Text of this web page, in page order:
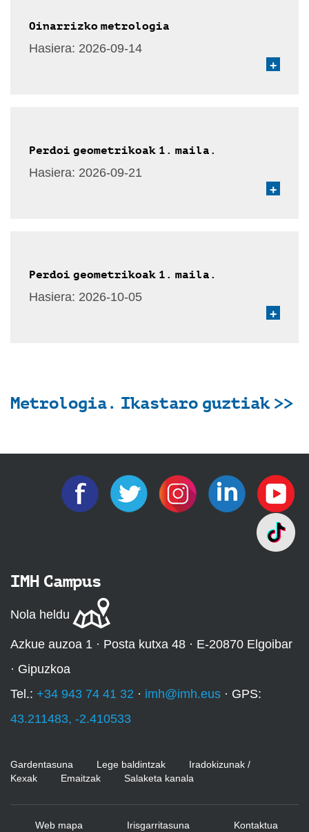
Oinarrizko metrologia
Hasiera: 2026-09-14
+
Perdoi geometrikoak 1. maila.
Hasiera: 2026-09-21
+
Perdoi geometrikoak 1. maila.
Hasiera: 2026-10-05
+
Metrologia. Ikastaro guztiak >>
IMH Campus
Nola heldu
Azkue auzoa 1 · Posta kutxa 48 · E-20870 Elgoibar
· Gipuzkoa
Tel.: +34 943 74 41 32 · imh@imh.eus · GPS:
43.211483, -2.410533
Gardentasuna Lege baldintzak
Iradokizunak /
Kexak
Emaitzak Salaketa kanala
Web mapa Irisgarritasuna Kontaktua